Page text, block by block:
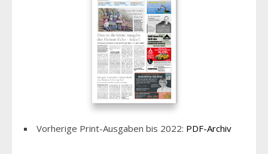
Vorherige Print-Ausgaben bis 2022: PDF-Archiv